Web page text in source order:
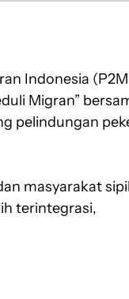
Indonesia
Migran”
pelindungan
masyarakat sipil
terintegrasi,